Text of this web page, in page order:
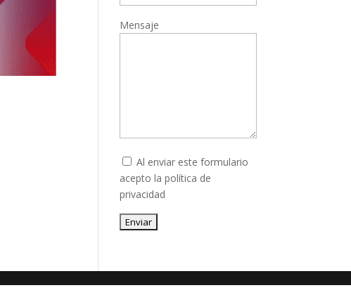
Mensaje
Al enviar este formulario
acepto lapolítica de
privacidad
Enviar